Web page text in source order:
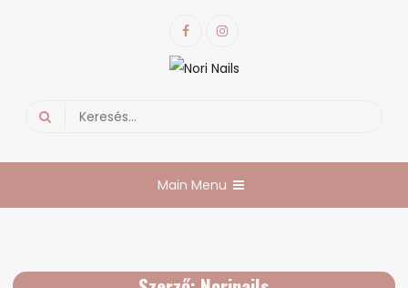
FacebookInstagram
Nori Nails
Search
Main Menu